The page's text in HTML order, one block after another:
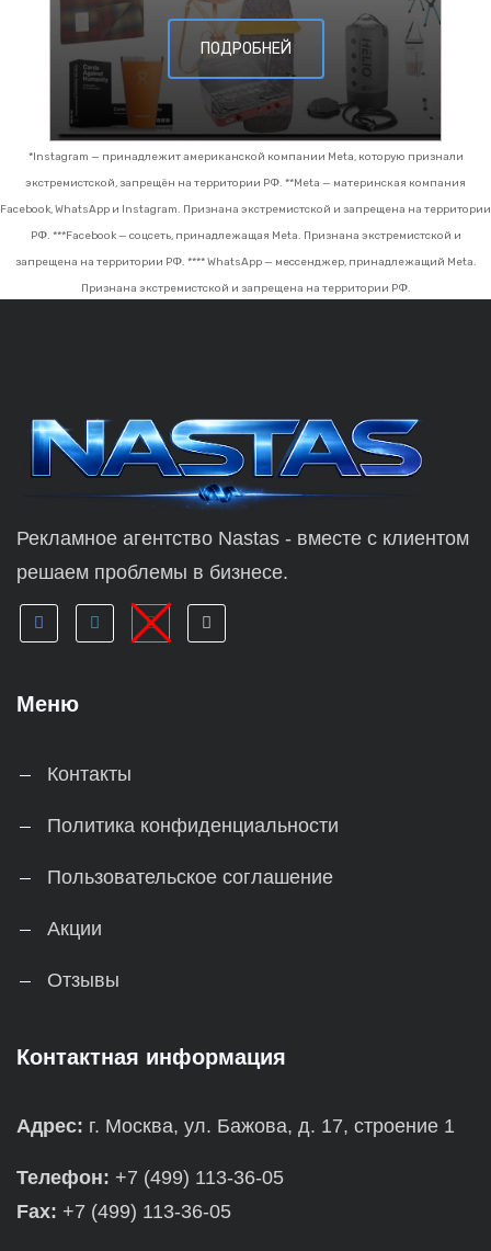
ПОДРОБНЕЙ
*Instagram — принадлежит американской компании Meta, которую признали
экстремистской, запрещён на территории РФ. **Meta — материнская компания
Facebook, WhatsApp и Instagram. Признана экстремистской и запрещена на территории
РФ. ***Facebook — соцсеть, принадлежащая Meta. Признана экстремистской и
запрещена на территории РФ. **** WhatsApp — мессенджер, принадлежащий Meta.
Признана экстремистской и запрещена на территории РФ.
Рекламное агентство Nastas - вместе с клиентом
решаем проблемы в бизнесе.
Меню
Контакты
Политика конфиденциальности
Пользовательское соглашение
Акции
Отзывы
Контактная информация
Адрес: г. Москва, ул. Бажова, д. 17, строение 1
Телефон: +7 (499) 113-36-05
Fax: +7 (499) 113-36-05